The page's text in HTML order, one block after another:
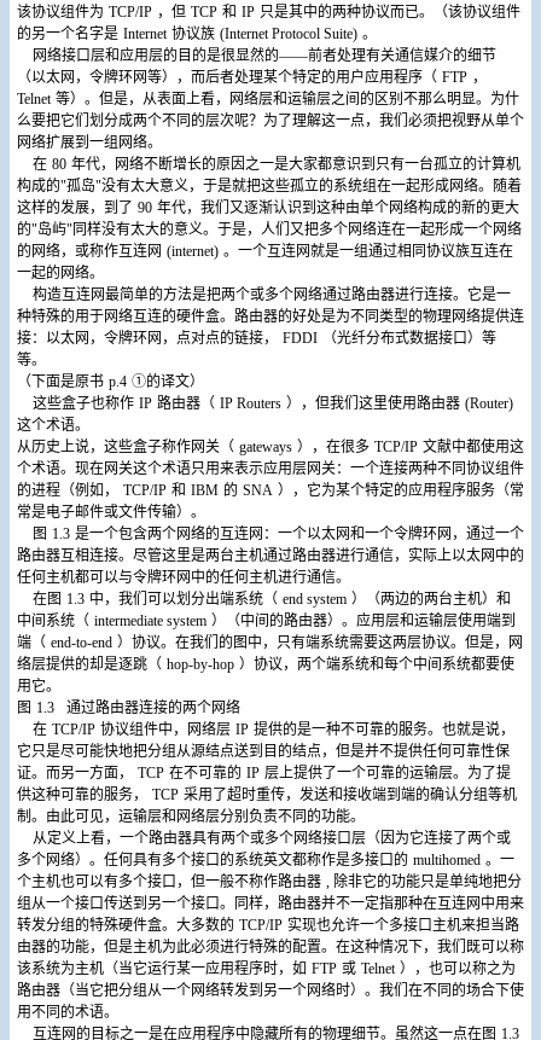
该协议组件为 TCP/IP ，但 TCP 和 IP 只是其中的两种协议而已。（该协议组件
的另一个名字是 Internet 协议族 (Internet Protocol Suite) 。
网络接口层和应用层的目的是很显然的――前者处理有关通信媒介的细节
（以太网，令牌环网等），而后者处理某个特定的用户应用程序（ FTP ，
Telnet 等）。但是，从表面上看，网络层和运输层之间的区别不那么明显。为什
么要把它们划分成两个不同的层次呢？为了理解这一点，我们必须把视野从单个
网络扩展到一组网络。
在 80 年代，网络不断增长的原因之一是大家都意识到只有一台孤立的计算机
构成的"孤岛"没有太大意义，于是就把这些孤立的系统组在一起形成网络。随着
这样的发展，到了 90 年代，我们又逐渐认识到这种由单个网络构成的新的更大
的"岛屿"同样没有太大的意义。于是，人们又把多个网络连在一起形成一个网络
的网络，或称作互连网 (internet) 。一个互连网就是一组通过相同协议族互连在
一起的网络。
构造互连网最简单的方法是把两个或多个网络通过路由器进行连接。它是一
种特殊的用于网络互连的硬件盒。路由器的好处是为不同类型的物理网络提供连
接：以太网，令牌环网，点对点的链接，
FDDI
（光纤分布式数据接口）等
等。
（下面是原书 p.4 ①的译文）
这些盒子也称作 IP 路由器（ IP Routers ），但我们这里使用路由器 (Router)
这个术语。
从历史上说，这些盒子称作网关（ gateways ），在很多 TCP/IP 文献中都使用这
个术语。现在网关这个术语只用来表示应用层网关：一个连接两种不同协议组件
的进程（例如，
TCP/IP 和 IBM 的 SNA ），它为某个特定的应用程序服务（常
常是电子邮件或文件传输）。
图 1.3 是一个包含两个网络的互连网：一个以太网和一个令牌环网，通过一个
路由器互相连接。尽管这里是两台主机通过路由器进行通信，实际上以太网中的
任何主机都可以与令牌环网中的任何主机进行通信。
在图 1.3 中，我们可以划分出端系统（ end system ）（两边的两台主机）和
中间系统（ intermediate system ）（中间的路由器）。应用层和运输层使用端到
端（ end-to-end ）协议。在我们的图中，只有端系统需要这两层协议。但是，网
络层提供的却是逐跳（ hop-by-hop ）协议，两个端系统和每个中间系统都要使
用它。
图 1.3
通过路由器连接的两个网络
在 TCP/IP 协议组件中，网络层 IP 提供的是一种不可靠的服务。也就是说，
它只是尽可能快地把分组从源结点送到目的结点，但是并不提供任何可靠性保
证。而另一方面，
TCP 在不可靠的 IP 层上提供了一个可靠的运输层。为了提
供这种可靠的服务，
TCP 采用了超时重传，发送和接收端到端的确认分组等机
制。由此可见，运输层和网络层分别负责不同的功能。
从定义上看，一个路由器具有两个或多个网络接口层（因为它连接了两个或
多个网络）。任何具有多个接口的系统英文都称作是多接口的 multihomed 。一
个主机也可以有多个接口，但一般不称作路由器 , 除非它的功能只是单纯地把分
组从一个接口传送到另一个接口。同样，路由器并不一定指那种在互连网中用来
转发分组的特殊硬件盒。大多数的 TCP/IP 实现也允许一个多接口主机来担当路
由器的功能，但是主机为此必须进行特殊的配置。在这种情况下，我们既可以称
该系统为主机（当它运行某一应用程序时，如 FTP 或 Telnet ），也可以称之为
路由器（当它把分组从一个网络转发到另一个网络时）。我们在不同的场合下使
用不同的术语。
互连网的目标之一是在应用程序中隐藏所有的物理细节。虽然这一点在图 1.3